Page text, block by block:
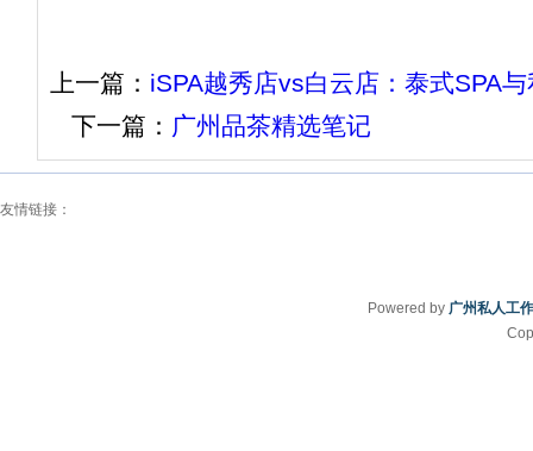
上一篇： iSPA越秀店vs白云店：泰式SPA
下一篇： 广州品茶精选笔记
友情链接：
Powered by 广州私人工